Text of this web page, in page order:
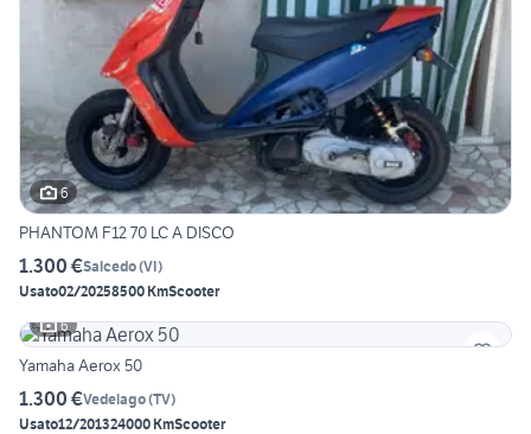
6
PHANTOM F12 70 LC A DISCO
1.300 €Salcedo(VI)
Usato02/20258500 KmScooter
6
Yamaha Aerox 50
1.300 €Vedelago(TV)
Usato12/201324000 KmScooter